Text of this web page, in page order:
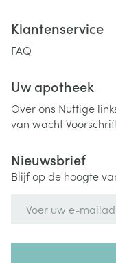
Klantenservice
FAQ
Uw apotheek
Over ons Nuttige
van wacht
Nieuwsbrief
Blijf op de hoogte